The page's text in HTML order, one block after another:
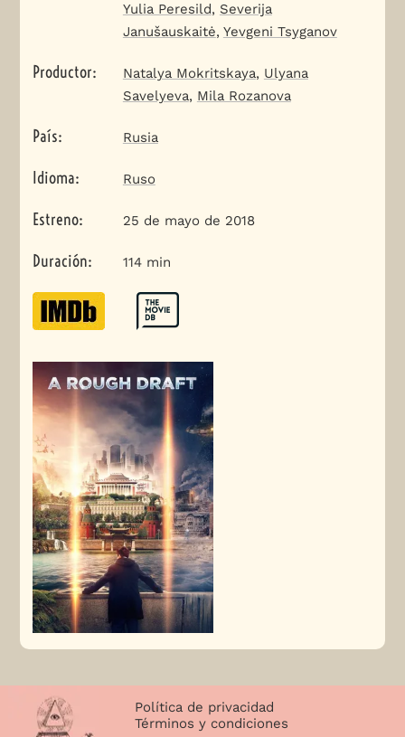
Yulia Peresild, Severija
Janušauskaitė, Yevgeni Tsyganov
Productor: Natalya Mokritskaya, Ulyana
Savelyeva, Mila Rozanova
País: Rusia
Idioma: Ruso
Estreno: 25 de mayo de 2018
Duración: 114 min
Política de privacidad
Términos y condiciones